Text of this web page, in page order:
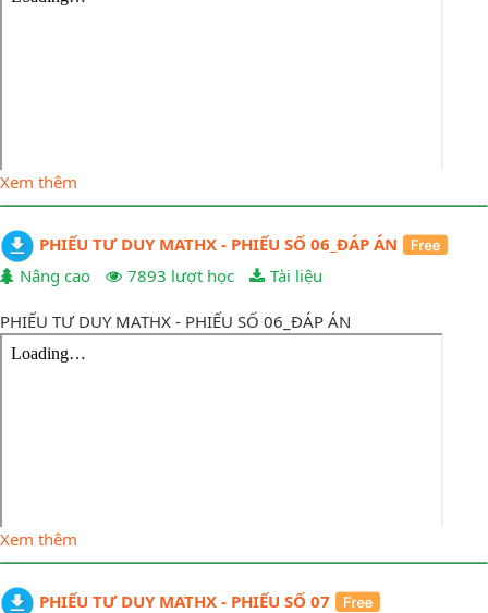
Xem thêm
PHIẾU TƯ DUY MATHX - PHIẾU SỐ 06_ĐÁP ÁN
Nâng cao
7893 lượt học Tài liệu
PHIẾU TƯ DUY MATHX - PHIẾU SỐ 06_ĐÁP ÁN
Xem thêm
PHIẾU TƯ DUY MATHX - PHIẾU SỐ 07